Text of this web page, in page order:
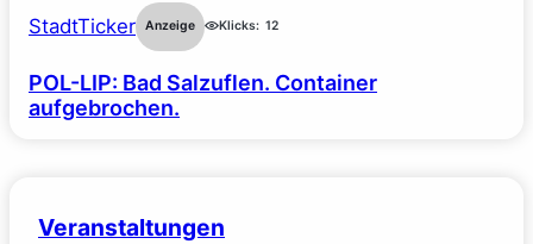
StadtTicker Anzeige Klicks: 12
POL-LIP: Bad Salzuflen. Container
aufgebrochen.
Veranstaltungen